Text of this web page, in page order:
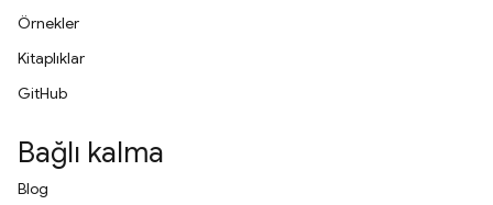
Örnekler
Kitaplıklar
GitHub
Bağlı kalma
Blog